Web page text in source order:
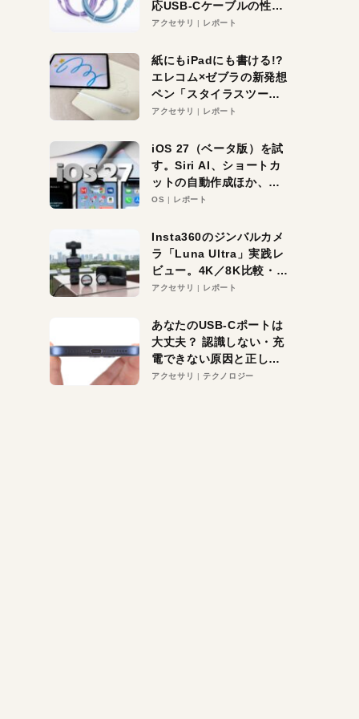
応USB-Cケーブルの性能
を検証。超コスパの1本を
アクセサリ レポート
紙にもiPadにも書ける!?
エレコム×ゼブラの新発想
ペン「スタイラスツーウ
ェイ」レビュー。持ち替
アクセサリ レポート
iOS 27（ベータ版）を試
す。Siri AI、ショートカ
ットの自動作成ほか、期
待大の便利機能5選。
る未来はすぐそこ！
OS レポート
Insta360のジンバルカメ
ラ「Luna Ultra」実践レ
ビュー。4K／8K比較・ズ
ーム・夜間撮影をチェッ
アクセサリ レポート
あなたのUSB-Cポートは
大丈夫？ 認識しない・充
電できない原因と正しい
対策
アクセサリ テクノロジー